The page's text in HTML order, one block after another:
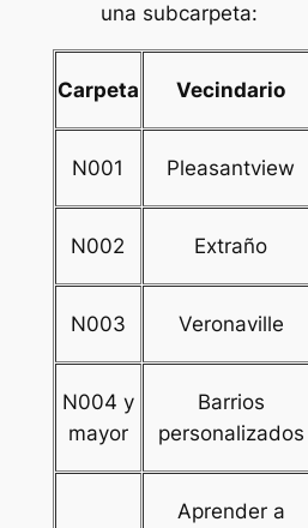
una subcarpeta:
Carpeta Vecindario
N001 Pleasantview
N002 Extraño
N003 Veronaville
N004 y
mayor
Barrios
personalizados
Aprender a